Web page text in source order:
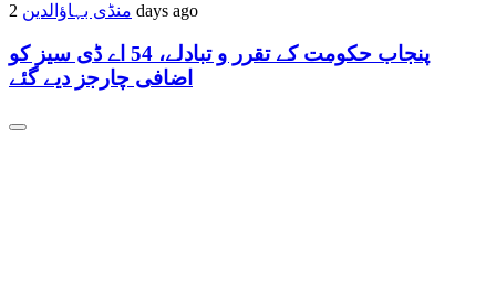
منڈی بہاؤالدین 2 days ago
پنجاب حکومت کے تقرر و تبادلے، 54 اے ڈی سیز کو
اضافی چارجز دیے گئے